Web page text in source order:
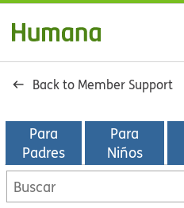
Back to Member Support
Para
Padres
Para
Niños
Buscar
en